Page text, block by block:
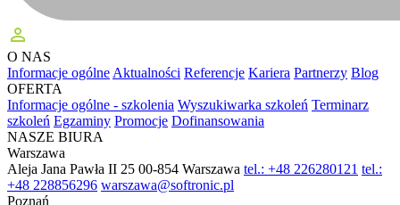
perm_identity
O NAS
Informacje ogólne Aktualności Referencje Kariera Partnerzy Blog
OFERTA
Informacje ogólne - szkolenia Wyszukiwarka szkoleń Terminarz
szkoleń Egzaminy Promocje Dofinansowania
NASZE BIURA
Warszawa
Aleja Jana Pawła II 25 00-854 Warszawa tel.: +48 226280121 tel.:
+48 228856296 warszawa@softronic.pl
Poznań